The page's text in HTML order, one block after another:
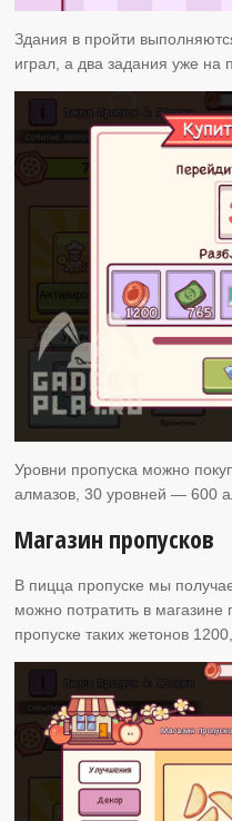
Здания в пройти
играл, а два задания уже на
Уровни пропуска можно
алмазов, 30 уровней — 600
Магазин пропусков
В пицца пропуске мы
можно потратить в магазине
пропуске таких жетонов